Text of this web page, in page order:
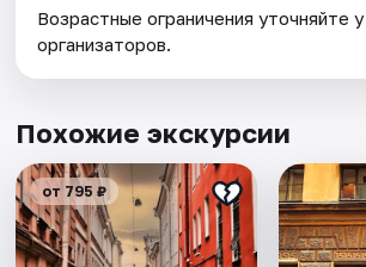
Возрастные ограничения уточняйте у
организаторов.
Похожие экскурсии
от 795 ₽